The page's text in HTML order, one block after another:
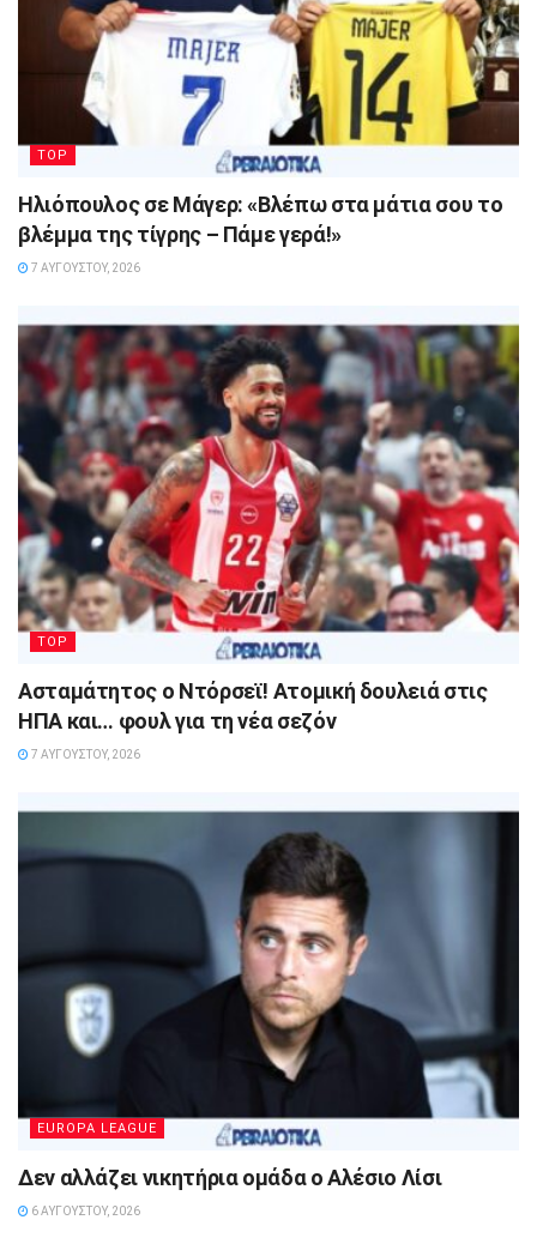
TOP
Ηλιόπουλος σε Μάγερ: «Βλέπω στα μάτια σου το
βλέμμα της τίγρης – Πάμε γερά!»
7 ΑΥΓΟΎΣΤΟΥ, 2026
TOP
Ασταμάτητος ο Ντόρσεϊ! Ατομική δουλειά στις
ΗΠΑ και… φουλ για τη νέα σεζόν
7 ΑΥΓΟΎΣΤΟΥ, 2026
EUROPA LEAGUE
Δεν αλλάζει νικητήρια ομάδα ο Αλέσιο Λίσι
6 ΑΥΓΟΎΣΤΟΥ, 2026